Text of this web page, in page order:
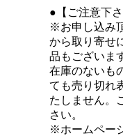
●【ご注意下さ
※お申し込み
から取り寄せ
品もございま
在庫のないも
ても売り切れ
たしません。
さい。
※ホームペー